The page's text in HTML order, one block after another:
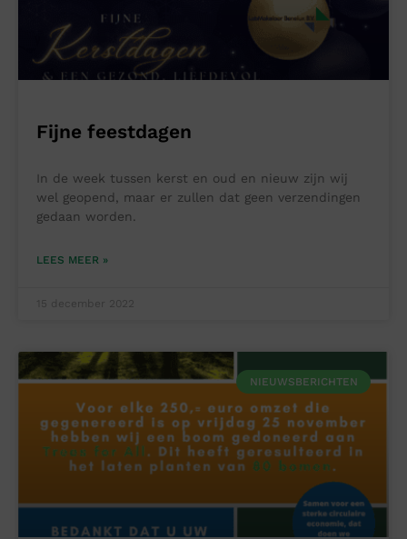
Fijne feestdagen
In de week tussen kerst en oud en nieuw zijn wij
wel geopend, maar er zullen dat geen verzendingen
gedaan worden.
LEES MEER »
15 december 2022
NIEUWSBERICHTEN